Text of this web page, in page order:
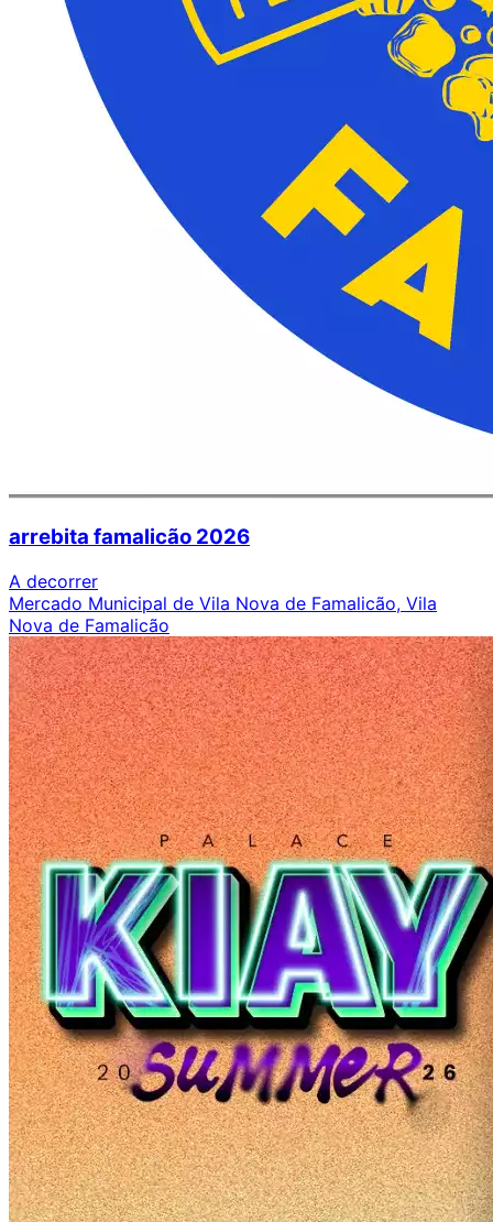
arrebita famalicão 2026
A decorrer
Mercado Municipal de Vila Nova de Famalicão, Vila
Nova de Famalicão